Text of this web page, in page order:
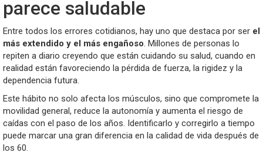
parece saludable
Entre todos los errores cotidianos, hay uno que destaca por ser el
más extendido y el más engañoso . Millones de personas lo
repiten a diario creyendo que están cuidando su salud, cuando en
realidad están favoreciendo la pérdida de fuerza, la rigidez y la
dependencia futura.
Este hábito no solo afecta los músculos, sino que compromete la
movilidad general, reduce la autonomía y aumenta el riesgo de
caídas con el paso de los años. Identificarlo y corregirlo a tiempo
puede marcar una gran diferencia en la calidad de vida después de
los 60.